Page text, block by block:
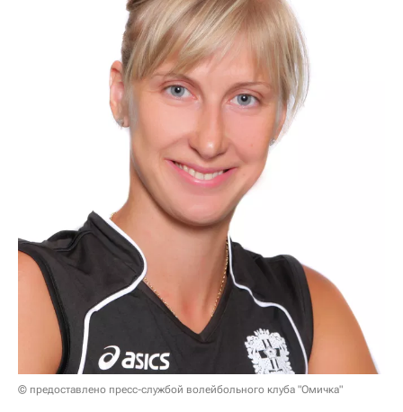
© предоставлено пресс-службой волейбольного клуба "Омичка"